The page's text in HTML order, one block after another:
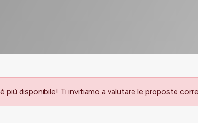
più disponibile! Ti invitiamo a valutare le proposte